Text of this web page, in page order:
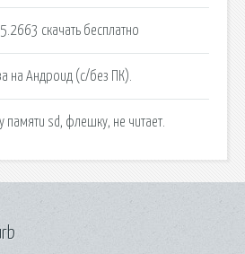
скачать бесплатно
на Андроид (c/без ПК).
памяти sd, флешку, не читает.